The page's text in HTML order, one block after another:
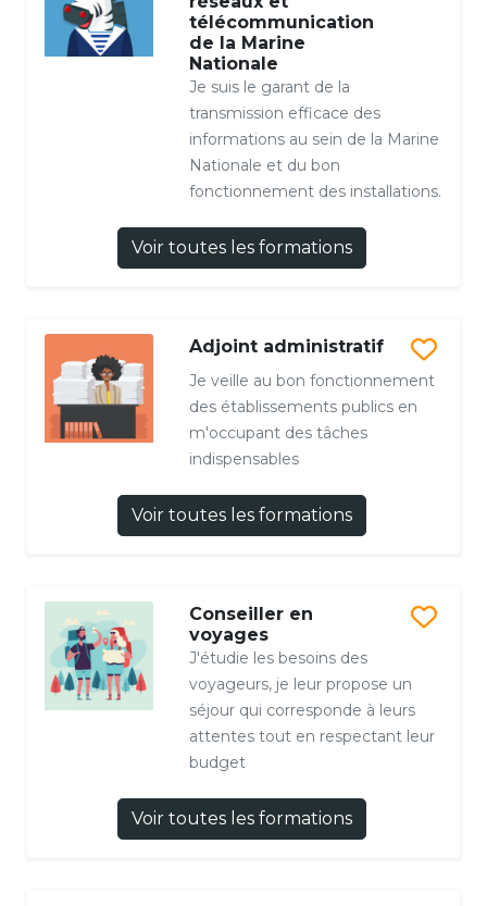
télécommunication
de la Marine
Nationale
Je suis le garant de la
transmission efficace des
informations au sein de la Marine
Nationale et du bon
fonctionnement des installations.
Voir toutes les formations
Adjoint administratif
Je veille au bon fonctionnement
des établissements publics en
m'occupant des tâches
indispensables
Voir toutes les formations
Conseiller en
voyages
J'étudie les besoins des
voyageurs, je leur propose un
séjour qui corresponde à leurs
attentes tout en respectant leur
budget
Voir toutes les formations